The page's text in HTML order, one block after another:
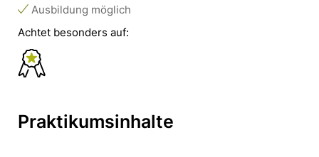
Ausbildung möglich
Achtet besonders auf:
Praktikumsinhalte